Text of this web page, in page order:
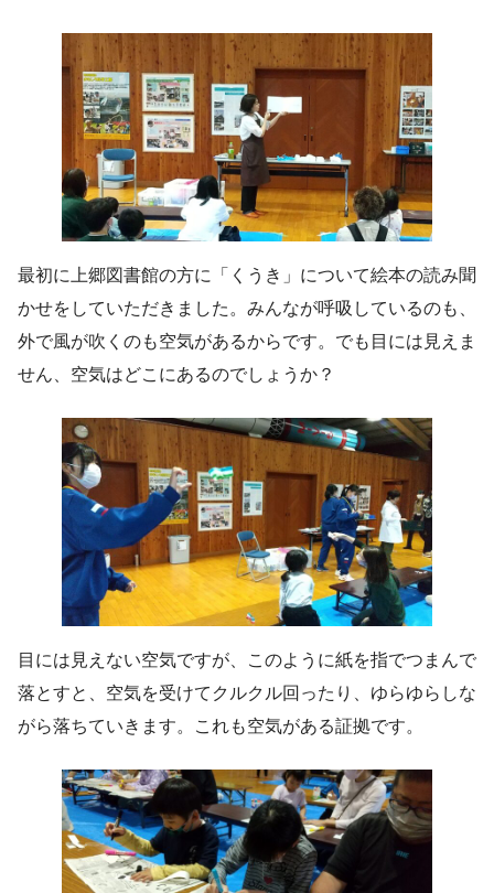
最初に上郷図書館の方に「くうき」について絵本の読み聞
かせをしていただきました。みんなが呼吸しているのも、
外で風が吹くのも空気があるからです。でも目には見えま
せん、空気はどこにあるのでしょうか？
目には見えない空気ですが、このように紙を指でつまんで
落とすと、空気を受けてクルクル回ったり、ゆらゆらしな
がら落ちていきます。これも空気がある証拠です。